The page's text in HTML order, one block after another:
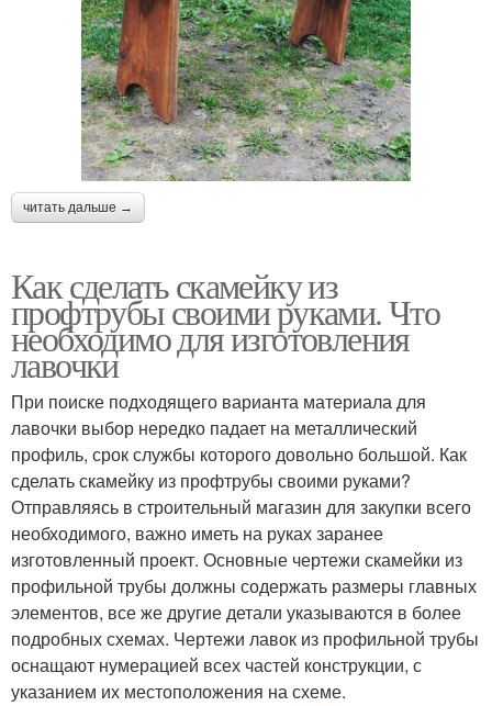
читать дальше →
Как сделать скамейку из
профтрубы своими руками. Что
необходимо для изготовления
лавочки
При поиске подходящего варианта материала для
лавочки выбор нередко падает на металлический
профиль, срок службы которого довольно большой. Как
сделать скамейку из профтрубы своими руками?
Отправляясь в строительный магазин для закупки всего
необходимого, важно иметь на руках заранее
изготовленный проект. Основные чертежи скамейки из
профильной трубы должны содержать размеры главных
элементов, все же другие детали указываются в более
подробных схемах. Чертежи лавок из профильной трубы
оснащают нумерацией всех частей конструкции, с
указанием их местоположения на схеме.